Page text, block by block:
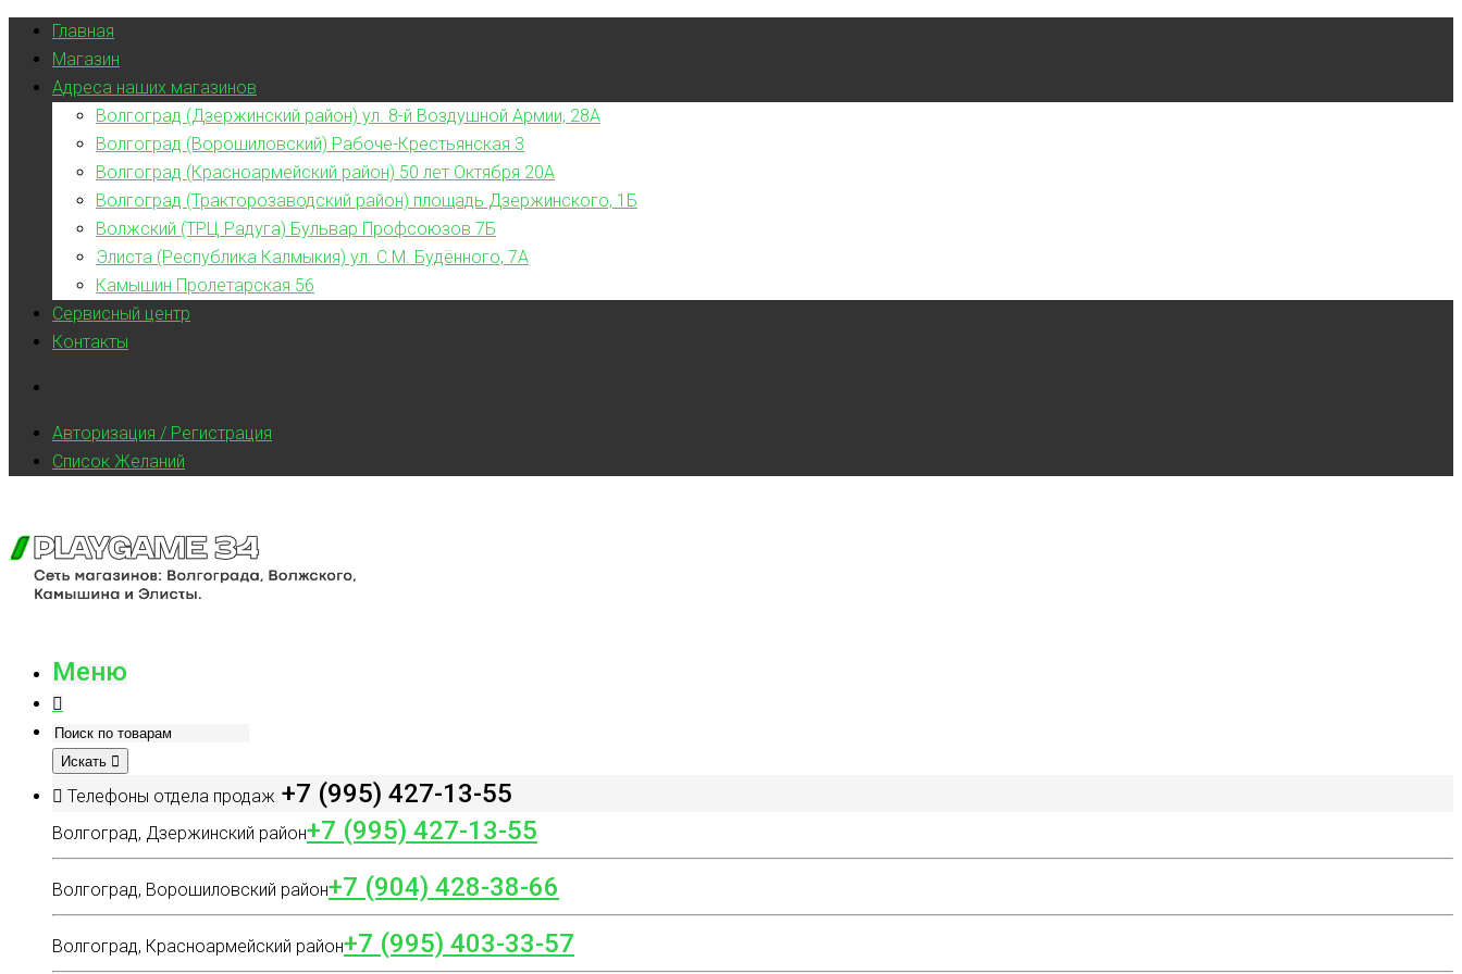
Главная
Магазин
Адреса наших магазинов
Волгоград (Дзержинский район) ул. 8-й Воздушной Армии, 28А
Волгоград (Ворошиловский) Рабоче-Крестьянская 3
Волгоград (Красноармейский район) 50 лет Октября 20А
Волгоград (Тракторозаводский район) площадь Дзержинского, 1Б
Волжский (ТРЦ Радуга) Бульвар Профсоюзов 7Б
Элиста (Республика Калмыкия) ул. С.М. Будённого, 7А
Камышин Пролетарская 56
Сервисный центр
Контакты
Авторизация / Регистрация
Список Желаний
Меню
Искать
Телефоны отдела продаж +7 (995) 427-13-55
Волгоград, Дзержинский район+7 (995) 427-13-55
Волгоград, Ворошиловский район+7 (904) 428-38-66
Волгоград, Красноармейский район+7 (995) 403-33-57